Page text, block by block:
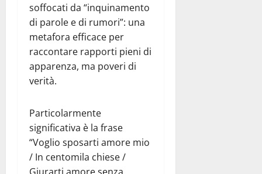
soffocati da “inquinamento
di parole e di rumori”: una
metafora efficace per
raccontare rapporti pieni di
apparenza, ma poveri di
verità.
Particolarmente
significativa è la frase
“Voglio sposarti amore mio
/ In centomila chiese /
Giurarti amore senza